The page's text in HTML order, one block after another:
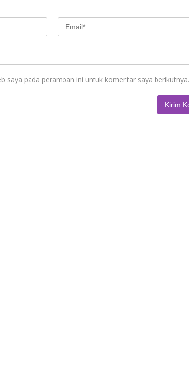
saya pada peramban ini untuk komentar saya berikutnya.